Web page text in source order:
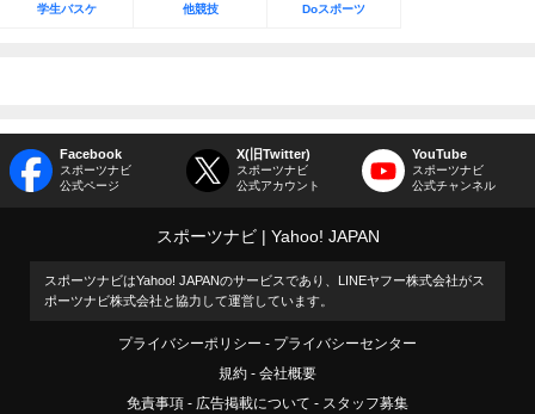
学生バスケ 他競技 Doスポーツ
Facebook
スポーツナビ
公式ページ
X(旧Twitter)
スポーツナビ
公式アカウント
YouTube
スポーツナビ
公式チャンネル
スポーツナビ Yahoo! JAPAN
スポーツナビはYahoo! JAPANのサービスであり、LINEヤフー株式会社がス
ポーツナビ株式会社と協力して運営しています。
プライバシーポリシー
プライバシーセンター
規約
会社概要
免責事項
広告掲載について スタッフ募集